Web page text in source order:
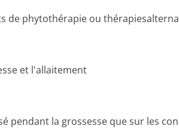
de phytothérapie ou
et l'allaitement
pendant la grossesse que sur les